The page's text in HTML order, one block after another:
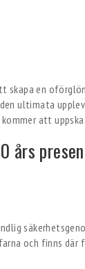
skapa en
ultimata
att
års
och finns där